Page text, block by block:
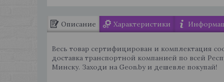
Описание Характеристики
Весь товар сертифицирован и комплектация
доставка транспортной компанией по всей
Минску. Заходи на Geon.by и дешевле покупай!